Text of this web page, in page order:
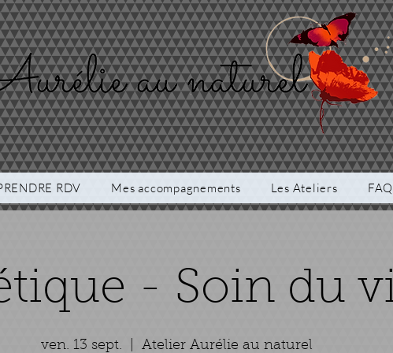
RDV Mes accompagnements Les Ateliers FAQ
- Soin du
ven. 13 sept. Atelier Aurélie au naturel